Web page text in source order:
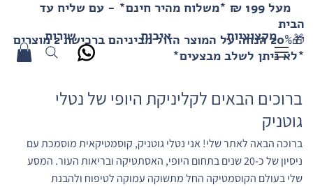
מעל 199 ₪ *משלוח מהיר חינם* - עם שליח עד
הבית
🎁20% הנחה על המוצר הזול מביניהם ברכישת 2 מוצרים
*לא ניתן לשלב מבצעים*
מקצועיות איכות שירות
ברוכים הבאים לקליניקת היופי של נטלי
גוטניק
ברוכה הבאה לאתר שלי! אני נטלי גוטניק, קוסמטיקאית מוסמכת עם
ניסיון של כ-20 שנים בתחום היופי, האסתטיקה ובריאות העור. המסע
שלי בעולם הקוסמטיקה החל מתשוקה עמוקה לטיפוח ולהבנת